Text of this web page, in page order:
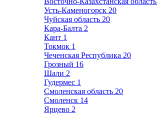
Усть-Каменогорск 20
Чуйская область 20
Кара-Балта 2
Кант 1
Токмок 1
Чеченская Республика 20
Грозный 16
Шали 2
Гудермес 1
Смоленская область 20
Смоленск 14
Ярцево 2